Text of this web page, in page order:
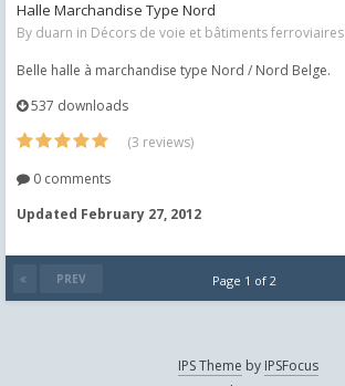
Halle Marchandise Type Nord
By duarn in Décors de voie et bâtiments ferroviaires
Belle halle à marchandise type Nord / Nord Belge.
537 downloads
(3 reviews)
0 comments
Updated February 27, 2012
PREV Page 1 of 2
IPS Theme by IPSFocus